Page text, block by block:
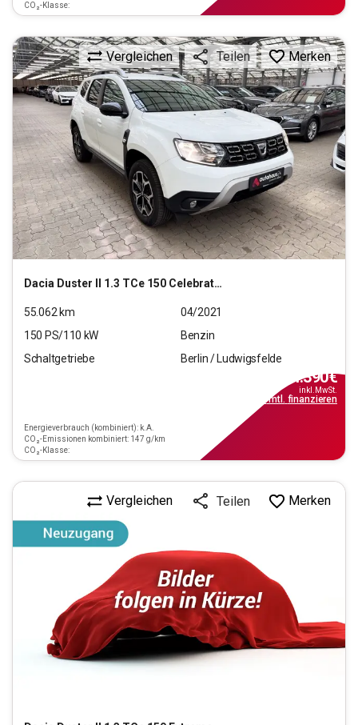
CO₂-Klasse:
Dacia Duster II 1.3 TCe 150 Celebration 2WD GPF (EU 6d)
Vergleichen Teilen Merken
55.062 km
04/2021
150 PS/110 kW
Benzin
Schaltgetriebe
Berlin / Ludwigsfelde
Energieverbrauch (kombiniert): k.A.
CO₂-Emissionen kombiniert: 147 g/km
CO₂-Klasse:
14.390€
inkl.MwSt.
mtl. finanzieren
Vergleichen Teilen Merken